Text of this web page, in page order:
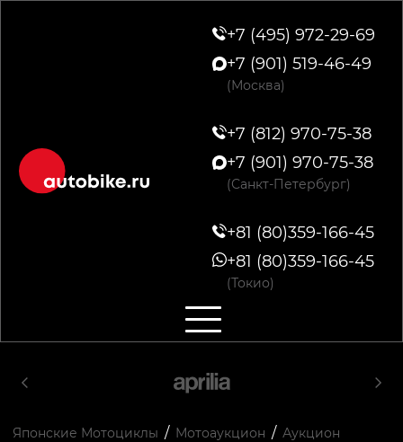
+7 (495) 972-29-69
+7 (901) 519-46-49
(Москва)
+7 (812) 970-75-38
+7 (901) 970-75-38
(Санкт-Петербург)
+81 (80)359-166-45
+81 (80)359-166-45
(Токио)
Японские Мотоциклы / Мотоаукцион / Аукцион